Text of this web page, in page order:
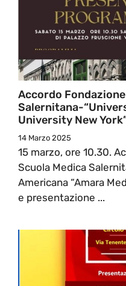
Accordo
Salernitana-
University New
14 Marzo 2025
15 marzo, ore 10.30.
Scuola Medica
Americana “Amara
e presentazione ...